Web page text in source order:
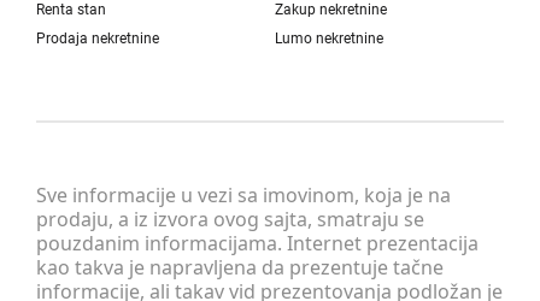
Sve informacije u vezi sa imovinom, koja je na
prodaju, a iz izvora ovog sajta, smatraju se
pouzdanim informacijama. Internet prezentacija
kao takva je napravljena da prezentuje tačne
informacije, ali takav vid prezentovanja podložan je
Renta stan
Zakup nekretnine
Prodaja nekretnine
Lumo nekretnine